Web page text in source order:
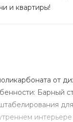
и квартиры!
от
Барный